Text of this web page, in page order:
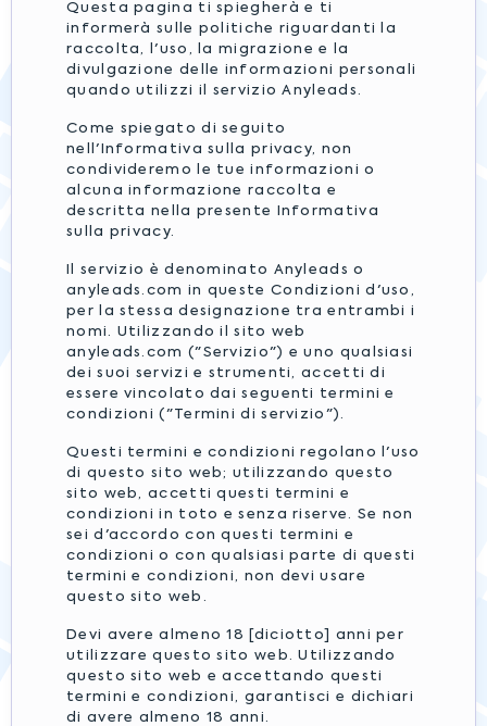
Questa pagina ti spiegherà e ti
informerà sulle politiche riguardanti la
raccolta, l'uso, la migrazione e la
divulgazione delle informazioni personali
quando utilizzi il servizio Anyleads.
Come spiegato di seguito
nell'Informativa sulla privacy, non
condivideremo le tue informazioni o
alcuna informazione raccolta e
descritta nella presente Informativa
sulla privacy.
Il servizio è denominato Anyleads o
anyleads.com in queste Condizioni d'uso,
per la stessa designazione tra entrambi i
nomi. Utilizzando il sito web
anyleads.com ("Servizio") e uno qualsiasi
dei suoi servizi e strumenti, accetti di
essere vincolato dai seguenti termini e
condizioni ("Termini di servizio").
Questi termini e condizioni regolano l'uso
di questo sito web; utilizzando questo
sito web, accetti questi termini e
condizioni in toto e senza riserve. Se non
sei d'accordo con questi termini e
condizioni o con qualsiasi parte di questi
termini e condizioni, non devi usare
questo sito web.
Devi avere almeno 18 [diciotto] anni per
utilizzare questo sito web. Utilizzando
questo sito web e accettando questi
termini e condizioni, garantisci e dichiari
di avere almeno 18 anni.